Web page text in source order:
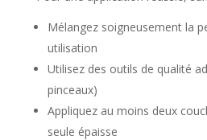
Mélangez soigneusement la
utilisation
Utilisez des outils de qualité
pinceaux)
Appliquez au moins deux
seule épaisse